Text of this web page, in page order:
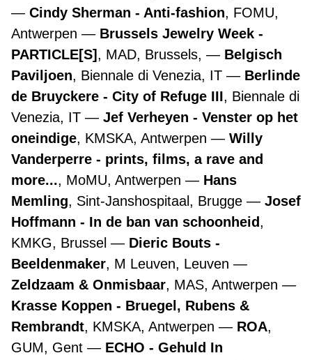
Cindy Sherman - Anti-fashion, FOMU,
Antwerpen
Brussels Jewelry Week -
PARTICLE[S] , MAD, Brussels,
Belgisch
Paviljoen, Biennale di Venezia, IT
Berlinde
de Bruyckere - City of Refuge III, Biennale di
Venezia, IT
Jef Verheyen - Venster op het
oneindige, KMSKA, Antwerpen
Willy
Vanderperre - prints, films, a rave and
more..., MoMU, Antwerpen
Hans
Memling, Sint-Janshospitaal, Brugge
Josef
Hoffmann - In de ban van schoonheid,
KMKG, Brussel
Dieric Bouts -
Beeldenmaker, M Leuven, Leuven
Zeldzaam & Onmisbaar, MAS, Antwerpen
Krasse Koppen - Bruegel, Rubens &
Rembrandt, KMSKA, Antwerpen ROA,
GUM, Gent
ECHO - Gehuld In